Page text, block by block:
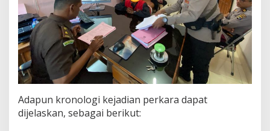
Adapun kronologi kejadian perkara dapat
dijelaskan, sebagai berikut: